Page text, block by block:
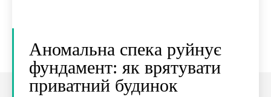
Аномальна спека руйнує
фундамент: як врятувати
приватний будинок